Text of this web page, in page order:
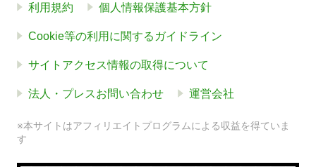
利用規約 個人情報保護基本方針
Cookie等の利用に関するガイドライン
サイトアクセス情報の取得について
法人・プレスお問い合わせ 運営会社
※本サイトはアフィリエイトプログラムによる収益を得ていま
す